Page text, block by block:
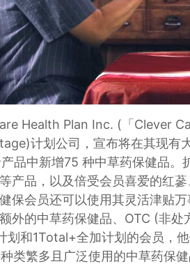
Health Plan Inc. (「Clever
计划公司，宣布将在其现有
品中新增75 种中草药保健品。
产品，以及倍受会员喜爱的红
保会员还可以使用其灵活津贴
外的中草药保健品、OTC (非
和1Total+全加计划的会员，
类繁多且广泛使用的中草药保健